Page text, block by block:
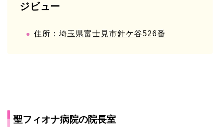
ジビュー
住所： 埼玉県富士見市針ケ谷526番
聖フィオナ病院の院長室